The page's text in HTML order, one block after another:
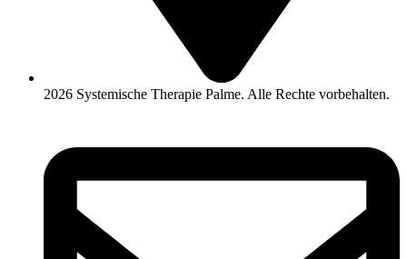
2026 Systemische Therapie Palme. Alle Rechte vorbehalten.